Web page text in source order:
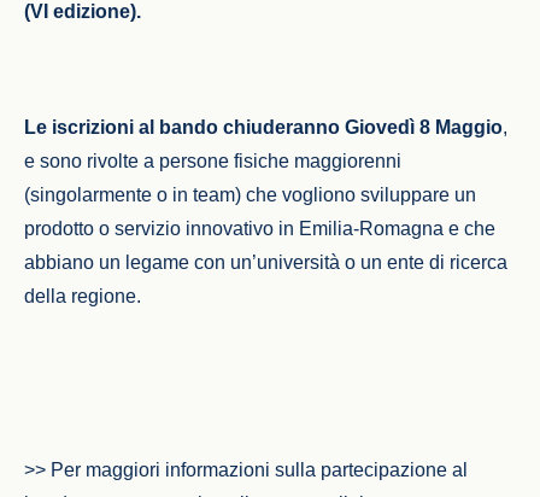
(VI edizione).
Le iscrizioni al bando chiuderanno Giovedì 8 Maggio,
e sono rivolte a persone fisiche maggiorenni
(singolarmente o in team) che vogliono sviluppare un
prodotto o servizio innovativo in Emilia-Romagna e che
abbiano un legame con un’università o un ente di ricerca
della regione.
>> Per maggiori informazioni sulla partecipazione al